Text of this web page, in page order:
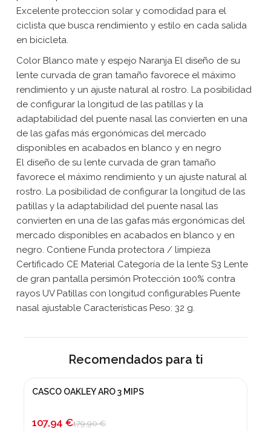
Excelente proteccion solar y comodidad para el
ciclista que busca rendimiento y estilo en cada salida
en bicicleta.
Color Blanco mate y espejo Naranja El diseño de su
lente curvada de gran tamaño favorece el máximo
rendimiento y un ajuste natural al rostro. La posibilidad
de configurar la longitud de las patillas y la
adaptabilidad del puente nasal las convierten en una
de las gafas más ergonómicas del mercado
disponibles en acabados en blanco y en negro
El diseño de su lente curvada de gran tamaño
favorece el máximo rendimiento y un ajuste natural al
rostro. La posibilidad de configurar la longitud de las
patillas y la adaptabilidad del puente nasal las
convierten en una de las gafas más ergonómicas del
mercado disponibles en acabados en blanco y en
negro. Contiene Funda protectora / limpieza
Certificado CE Material Categoría de la lente S3 Lente
de gran pantalla persimón Protección 100% contra
rayos UV Patillas con longitud configurables Puente
nasal ajustable Características Peso: 32 g.
Recomendados para ti
¡En oferta!
CASCO OAKLEY ARO 3 MIPS
107,94 €179,90 €